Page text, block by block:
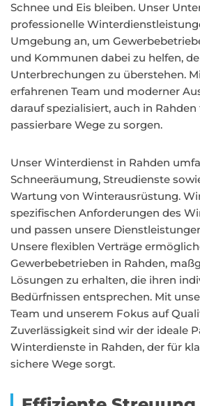
Schnee und Eis bleiben. Unser
professionelle
Umgebung an, um
und Kommunen dabei zu helfen,
Unterbrechungen zu überstehen.
erfahrenen Team und moderner
darauf spezialisiert, auch in
passierbare Wege zu sorgen.
Unser Winterdienst in Rahden
Schneeräumung, Streudienste
Wartung von Winterausrüstung.
spezifischen Anforderungen des
und passen unsere
Unsere flexiblen Verträge
Gewerbebetrieben in Rahden,
Lösungen zu erhalten, die ihren
Bedürfnissen entsprechen. Mit
Team und unserem Fokus auf
Zuverlässigkeit sind wir der ideale
Winterdienste in Rahden, der für
sichere Wege sorgt.